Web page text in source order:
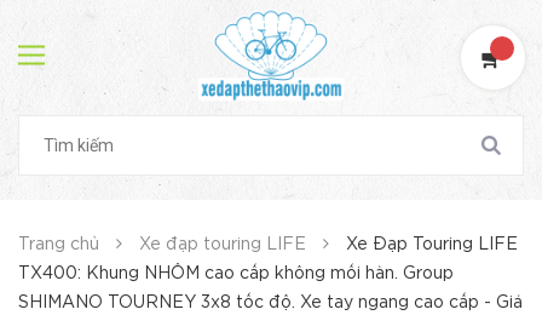
Trang chủ Xe đạp touring LIFE
Xe Đạp Touring LIFE
TX400: Khung NHÔM cao cấp không mối hàn. Group
SHIMANO TOURNEY 3x8 tốc độ. Xe tay ngang cao cấp - Giá